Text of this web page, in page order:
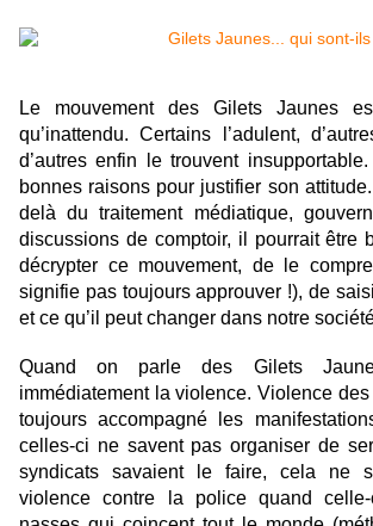
Le mouvement des Gilets Jaunes
qu’inattendu. Certains l’adulent,
d’autres enfin le trouvent
bonnes raisons pour justifier son
delà du traitement médiatique,
discussions de comptoir, il pourrait être
décrypter ce mouvement, de le
signifie pas toujours approuver !), de
et ce qu’il peut changer dans notre
Quand on parle des Gilets
immédiatement la violence. Violence
toujours accompagné les
celles-ci ne savent pas organiser de
syndicats savaient le faire, cela ne
violence contre la police quand